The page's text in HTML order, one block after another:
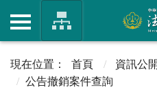
首頁 資訊公開
公告撤銷案件查詢